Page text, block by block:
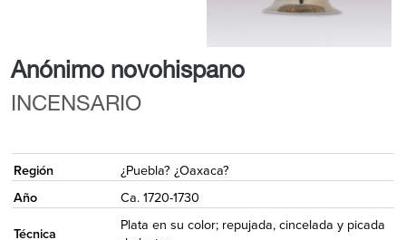
Anónimo novohispano
INCENSARIO
Región
¿Puebla? ¿Oaxaca?
Año
Ca. 1720-1730
Técnica
Plata en su color; repujada, cincelada y picada